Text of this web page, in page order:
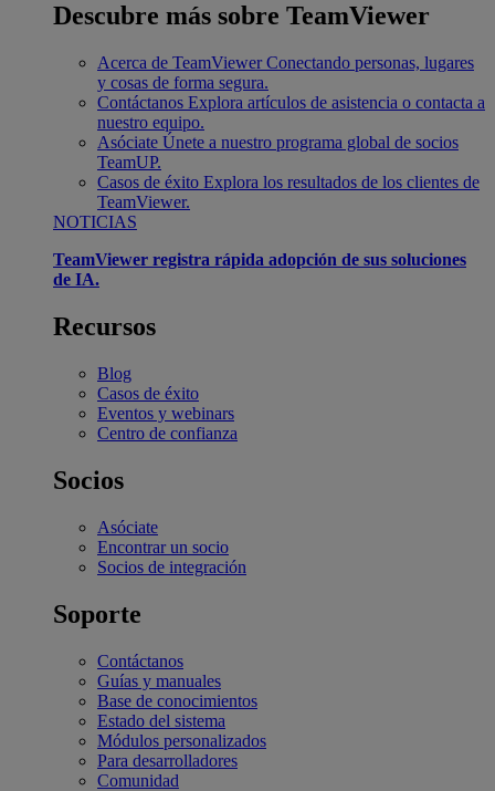
Descubre más sobre TeamViewer
Acerca de TeamViewer Conectando personas, lugares
y cosas de forma segura.
Contáctanos Explora artículos de asistencia o contacta a
nuestro equipo.
Asóciate Únete a nuestro programa global de socios
TeamUP.
Casos de éxito Explora los resultados de los clientes de
TeamViewer.
NOTICIAS
TeamViewer registra rápida adopción de sus soluciones
de IA.
Recursos
Blog
Casos de éxito
Eventos y webinars
Centro de confianza
Socios
Asóciate
Encontrar un socio
Socios de integración
Soporte
Contáctanos
Guías y manuales
Base de conocimientos
Estado del sistema
Módulos personalizados
Para desarrolladores
Comunidad